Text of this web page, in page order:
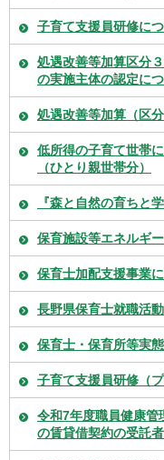
子育て支援員研修に
処遇改善等加算区分
の実施主体の認定に
処遇改善等加算（区
低所得の子育て世帯
（ひとり親世帯分）
『森と自然の育ちと
保育施設等エネルギ
保育士加配支援事業
長野県保育士就職活
保育士・保育所等実
子育て支援員研修（
令和7年度職員健康管
の賃貸借契約の受託